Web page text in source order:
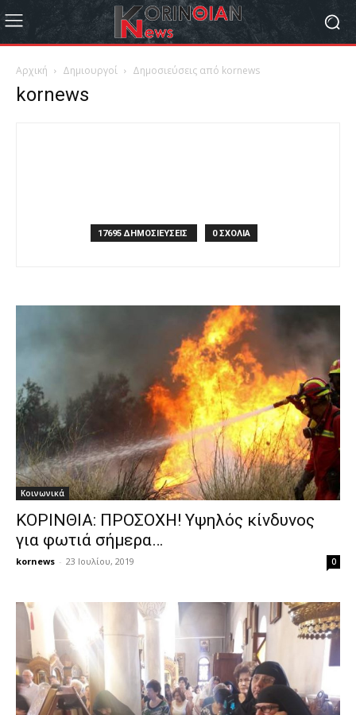
Αρχική Δημιουργοί Δημοσιεύσεις από kornews
kornews
17695 ΔΗΜΟΣΙΕΥΣΕΙΣ 0 ΣΧΟΛΙΑ
Κοινωνικά
ΚΟΡΙΝΘΙΑ: ΠΡΟΣΟΧΗ! Υψηλός κίνδυνος
για φωτιά σήμερα…
kornews - 23 Ιουλίου, 2019 0